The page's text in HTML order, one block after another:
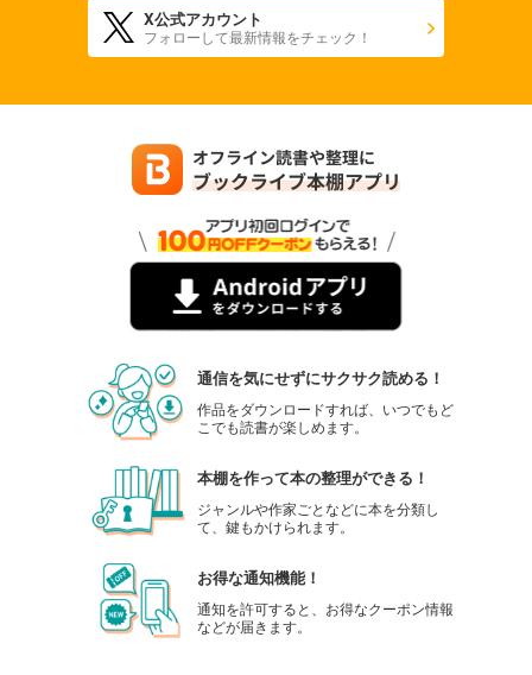
あらすじを表示する
フォトコン2024年3月号
カート
あらすじを表示する
フォトコン2024年2月号
1,048円 (税込)
フォトコン2024年1月号
1,048円 (税込)
あらすじを表示する
フォトコン2023年12月号
1,048
円 (税込)
X公式アカウント
フォローして最新情報をチェック！
通信を気にせずにサクサク読める！
作品をダウンロードすれば、いつでもど
こでも読書が楽しめます。
本棚を作って本の整理ができる！
ジャンルや作家ごとなどに本を分類し
て、鍵もかけられます。
お得な通知機能！
通知を許可すると、お得なクーポン情報
などが届きます。